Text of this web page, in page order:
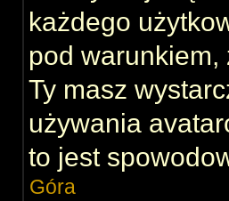
każdego
pod warunkiem,
Ty masz
używania
to jest
Góra